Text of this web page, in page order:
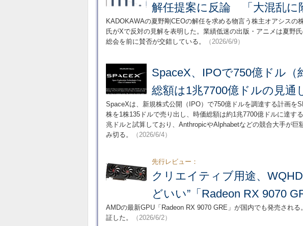
解任提案に反論 「大混乱に
KADOKAWAの夏野剛CEOの解任を求める物言う株主オアシスの
氏がXで反対の見解を表明した。業績低迷の出版・アニメは夏野
総会を前に賛否が交錯している。
（2026/6/9）
SpaceX、IPOで750億ドル
総額は1兆7700億ドルの見通
SpaceXは、新規株式公開（IPO）で750億ドルを調達する計画を
株を1株135ドルで売り出し、時価総額は約1兆7700億ドルに達す
兆ドルと試算しており、AnthropicやAlphabetなどの競合大手が巨
み切る。
（2026/6/4）
先行レビュー：
クリエイティブ用途、
どいい”「Radeon RX 9070
AMDの最新GPU「Radeon RX 9070 GRE」が国内でも発売され
証した。
（2026/6/2）